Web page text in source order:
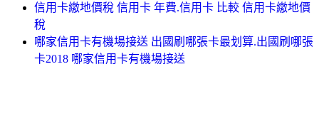
信用卡繳地價稅 信用卡 年費.信用卡 比較 信用卡繳地價
稅
哪家信用卡有機場接送 出國刷哪張卡最划算.出國刷哪張
卡2018 哪家信用卡有機場接送